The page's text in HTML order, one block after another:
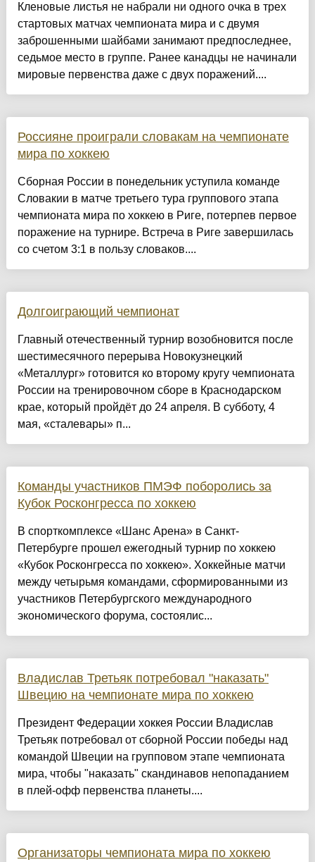
Кленовые листья не набрали ни одного очка в трех
стартовых матчах чемпионата мира и с двумя
заброшенными шайбами занимают предпоследнее,
седьмое место в группе. Ранее канадцы не начинали
мировые первенства даже с двух поражений....
Россияне проиграли словакам на чемпионате
мира по хоккею
Сборная России в понедельник уступила команде
Словакии в матче третьего тура группового этапа
чемпионата мира по хоккею в Риге, потерпев первое
поражение на турнире. Встреча в Риге завершилась
со счетом 3:1 в пользу словаков....
Долгоиграющий чемпионат
Главный отечественный турнир возобновится после
шестимесячного перерыва Новокузнецкий
«Металлург» готовится ко второму кругу чемпионата
России на тренировочном сборе в Краснодарском
крае, который пройдёт до 24 апреля. В субботу, 4
мая, «сталевары» п...
Команды участников ПМЭФ поборолись за
Кубок Росконгресса по хоккею
В спорткомплексе «Шанс Арена» в Санкт-
Петербурге прошел ежегодный турнир по хоккею
«Кубок Росконгресса по хоккею». Хоккейные матчи
между четырьмя командами, сформированными из
участников Петербургского международного
экономического форума, состоялис...
Владислав Третьяк потребовал "наказать"
Швецию на чемпионате мира по хоккею
Президент Федерации хоккея России Владислав
Третьяк потребовал от сборной России победы над
командой Швеции на групповом этапе чемпионата
мира, чтобы "наказать" скандинавов непопаданием
в плей-офф первенства планеты....
Организаторы чемпионата мира по хоккею